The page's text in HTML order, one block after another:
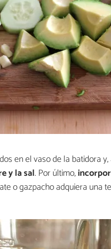
en el vaso de la batidora
y la sal. Por último,
o gazpacho adquiera una